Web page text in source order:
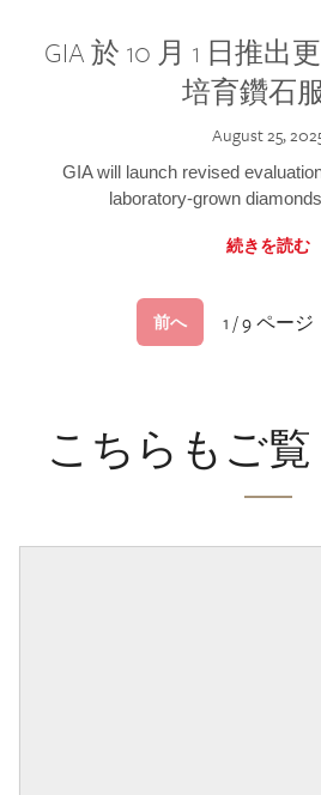
GIA 於 10 月 1 日推出
培育鑽石
August 25,
GIA will launch revised
laboratory-grown
続きを読む
前へ 1 / 9 ページ
こちらもご